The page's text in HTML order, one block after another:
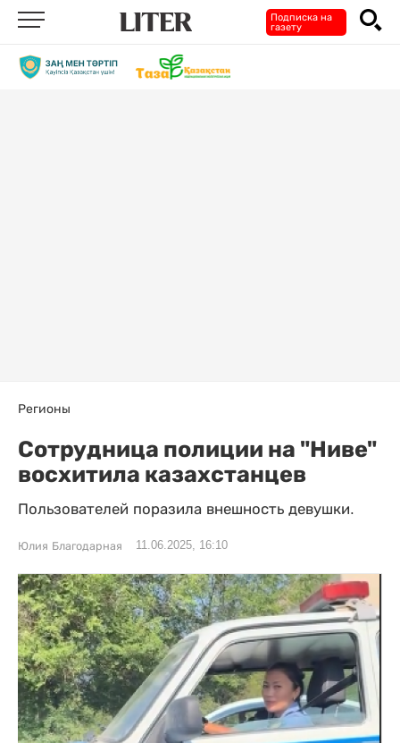
Подписка на
газету
Регионы
Сотрудница полиции на "Ниве"
восхитила казахстанцев
Пользователей поразила внешность девушки.
Юлия Благодарная 11.06.2025, 16:10